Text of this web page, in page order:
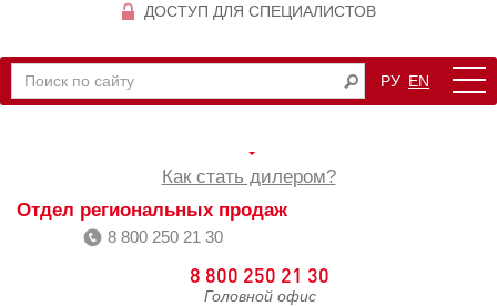
ДОСТУП ДЛЯ СПЕЦИАЛИСТОВ
РУ EN
Как стать дилером?
Отдел региональных продаж
8 800 250 21 30
8 800 250 21 30
Головной офис